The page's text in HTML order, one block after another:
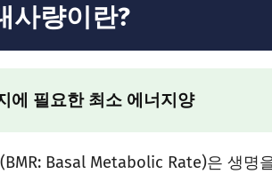
사량이란?
에 필요한 최소 에너지양
Basal Metabolic Rate)은 생명